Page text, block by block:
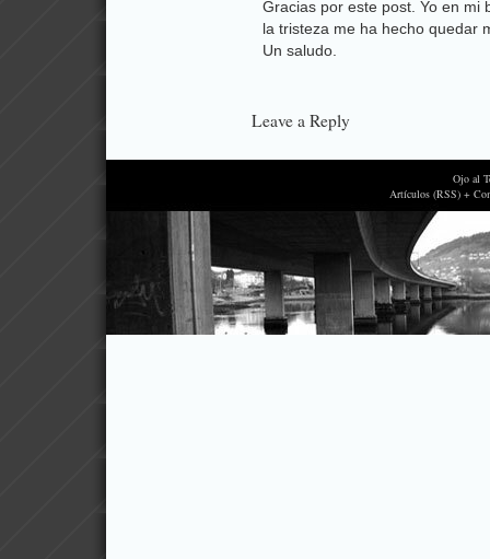
Gracias por este post. Yo en mi
la tristeza me ha hecho quedar
Un saludo.
Leave a Reply
Ojo al
Artículos (RSS) +